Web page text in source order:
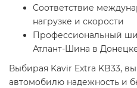
Соответствие
нагрузке и скорости
Профессиональный
Атлант-Шина в
Выбирая Kavir Extra KB33,
автомобилю надежность и